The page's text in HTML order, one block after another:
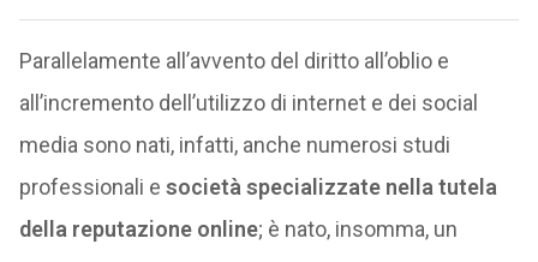
Parallelamente all’avvento del diritto all’oblio e
all’incremento dell’utilizzo di internet e dei social
media sono nati, infatti, anche numerosi studi
professionali e società specializzate nella tutela
della reputazione online; è nato, insomma, un